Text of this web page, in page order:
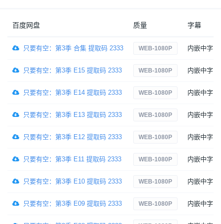
百度网盘 质量 字幕
只要有空：第3季 合集 提取码 2333 WEB-1080P 内嵌中字
只要有空：第3季 E15 提取码 2333 WEB-1080P 内嵌中字
只要有空：第3季 E14 提取码 2333 WEB-1080P 内嵌中字
只要有空：第3季 E13 提取码 2333 WEB-1080P 内嵌中字
只要有空：第3季 E12 提取码 2333 WEB-1080P 内嵌中字
只要有空：第3季 E11 提取码 2333 WEB-1080P 内嵌中字
只要有空：第3季 E10 提取码 2333 WEB-1080P 内嵌中字
只要有空：第3季 E09 提取码 2333 WEB-1080P 内嵌中字